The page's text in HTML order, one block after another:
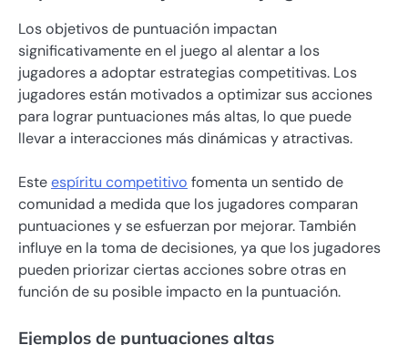
Los objetivos de puntuación impactan
significativamente en el juego al alentar a los
jugadores a adoptar estrategias competitivas. Los
jugadores están motivados a optimizar sus acciones
para lograr puntuaciones más altas, lo que puede
llevar a interacciones más dinámicas y atractivas.
Esteespíritu competitivo fomenta un sentido de
comunidad a medida que los jugadores comparan
puntuaciones y se esfuerzan por mejorar. También
influye en la toma de decisiones, ya que los jugadores
pueden priorizar ciertas acciones sobre otras en
función de su posible impacto en la puntuación.
Ejemplos de puntuaciones altas